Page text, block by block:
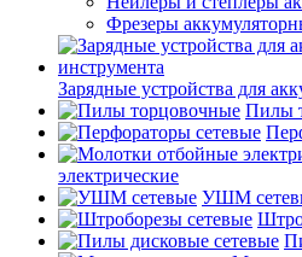
Фрезеры
Зарядные устройства для
Пилы
электрические
УШМ